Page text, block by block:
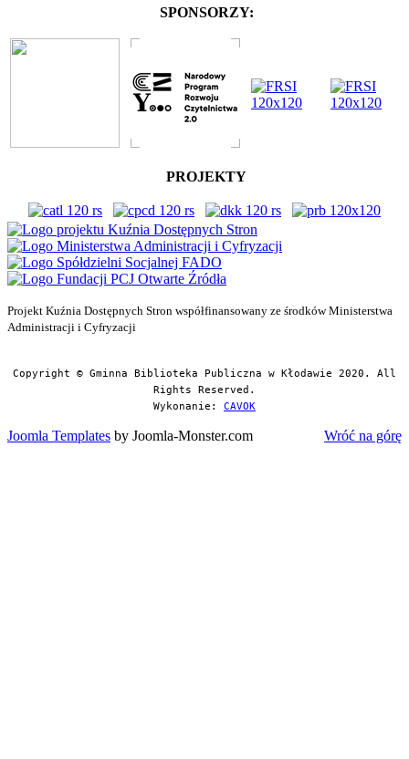
SPONSORZY:
PROJEKTY
Projekt Kuźnia Dostępnych Stron współfinansowany ze środków Ministerstwa
Administracji i Cyfryzacji
Copyright © Gminna Biblioteka Publiczna w Kłodawie 2020. All
Rights Reserved.
Wykonanie: CAVOK
Joomla Templates by Joomla-Monster.com Wróć na górę